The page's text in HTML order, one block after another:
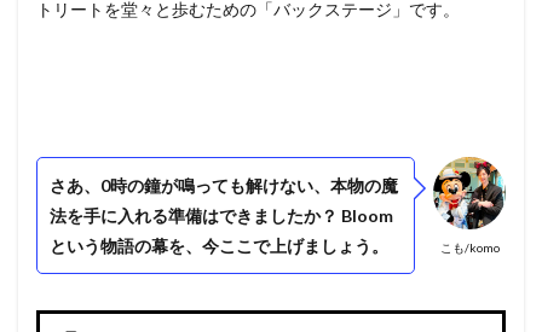
トリートを堂々と歩むための「バックステージ」です。
こも/komo
さあ、0時の鐘が鳴っても解けない、本物の魔
法を手に入れる準備はできましたか？ Bloom
という物語の幕を、今ここで上げましょう。